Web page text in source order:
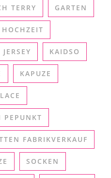
TERRY GARTEN
HOCHZEIT
JERSEY KAIDSO
KAPUZE
LACE
PEPUNKT
FABRIKVERKAUF
SOCKEN